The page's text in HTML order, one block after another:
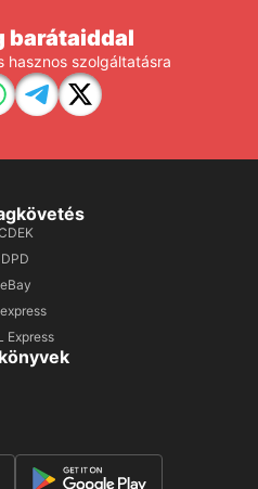
barátaiddal
hasznos szolgáltatásra
DPD
eBay
Express